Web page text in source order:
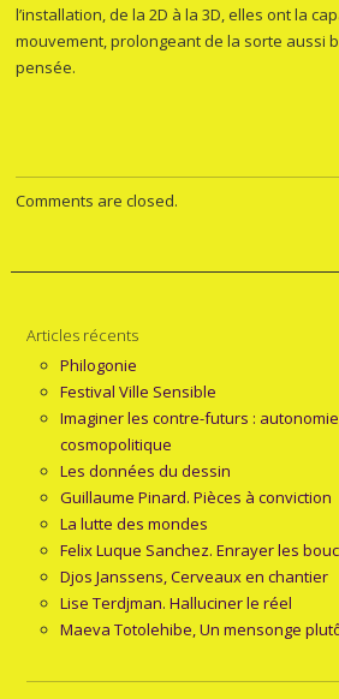
l’installation, de la 2D à la 3D, elles ont la
mouvement, prolongeant de la sorte aussi
pensée.
Comments are closed.
Articles récents
Philogonie
Festival Ville Sensible
Imaginer les contre-futurs :
cosmopolitique
Les données du dessin
Guillaume Pinard. Pièces à conviction
La lutte des mondes
Felix Luque Sanchez. Enrayer les
Djos Janssens, Cerveaux en chantier
Lise Terdjman. Halluciner le réel
Maeva Totolehibe, Un mensonge